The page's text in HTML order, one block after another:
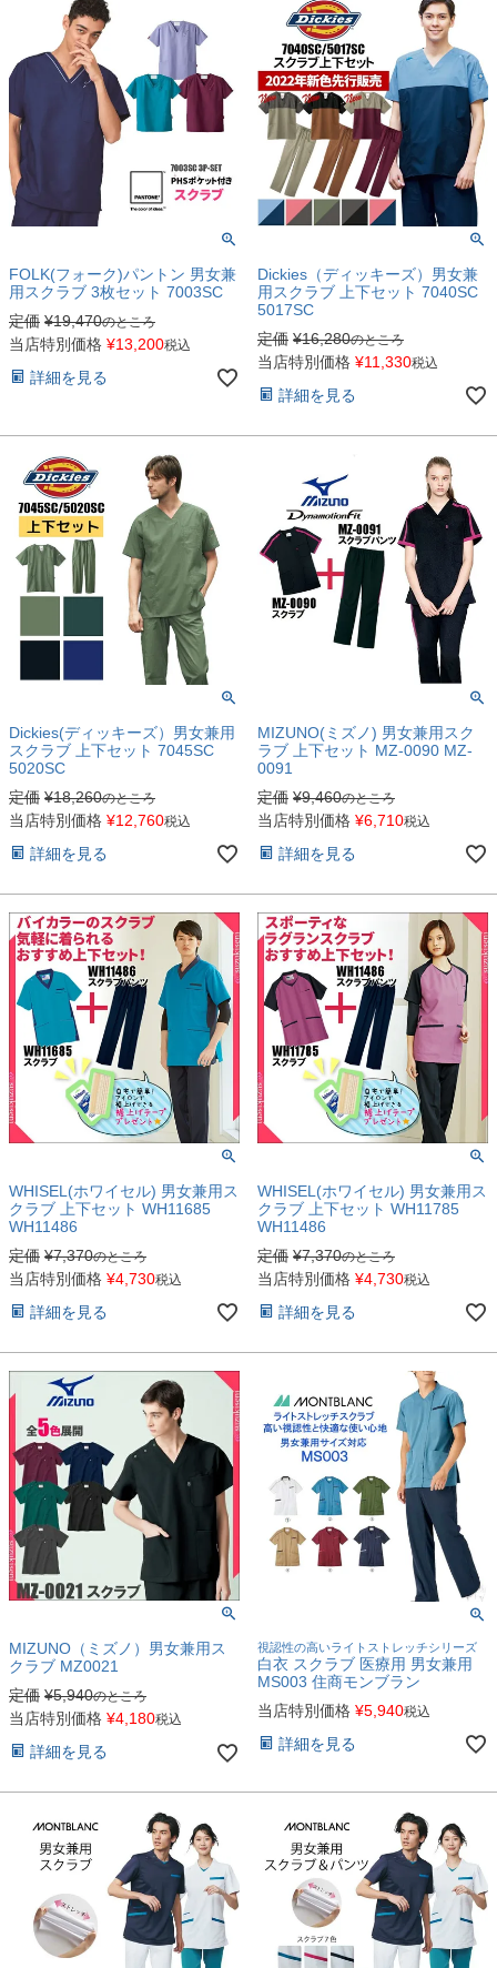
FOLK(フォーク)パントン 男女兼
用スクラブ 3枚セット 7003SC
定価 ¥19,470のところ
当店特別価格 ¥13,200税込
詳細を見る
Dickies（ディッキーズ）男女兼
用スクラブ 上下セット 7040SC
5017SC
定価 ¥16,280のところ
当店特別価格 ¥11,330税込
詳細を見る
Dickies(ディッキーズ）男女兼用
スクラブ 上下セット 7045SC
5020SC
定価 ¥18,260のところ
当店特別価格 ¥12,760税込
詳細を見る
MIZUNO(ミズノ) 男女兼用スク
ラブ 上下セット MZ-0090 MZ-
0091
定価 ¥9,460のところ
当店特別価格 ¥6,710税込
詳細を見る
WHISEL(ホワイセル) 男女兼用ス
クラブ 上下セット WH11685
WH11486
定価 ¥7,370のところ
当店特別価格 ¥4,730税込
詳細を見る
WHISEL(ホワイセル) 男女兼用ス
クラブ 上下セット WH11785
WH11486
定価 ¥7,370のところ
当店特別価格 ¥4,730税込
詳細を見る
MIZUNO（ミズノ）男女兼用ス
クラブ MZ0021
定価 ¥5,940のところ
当店特別価格 ¥4,180税込
詳細を見る
視認性の高いライトストレッチシリーズ
白衣 スクラブ 医療用 男女兼用
MS003 住商モンブラン
当店特別価格 ¥5,940税込
詳細を見る